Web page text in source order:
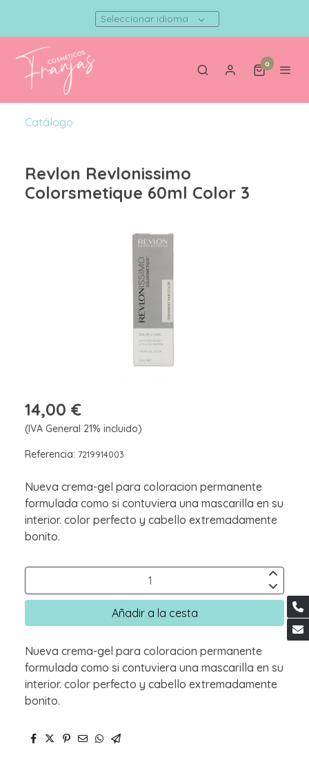
Seleccionar idioma
0
Catálogo
Revlon Revlonissimo
Colorsmetique 60ml Color 3
14,00 €
(IVA General 21% incluido)
Referencia: 7219914003
Nueva crema-gel para coloracion permanente
formulada como si contuviera una mascarilla en su
interior. color perfecto y cabello extremadamente
bonito.
Añadir a la cesta
Nueva crema-gel para coloracion permanente
formulada como si contuviera una mascarilla en su
interior. color perfecto y cabello extremadamente
bonito.